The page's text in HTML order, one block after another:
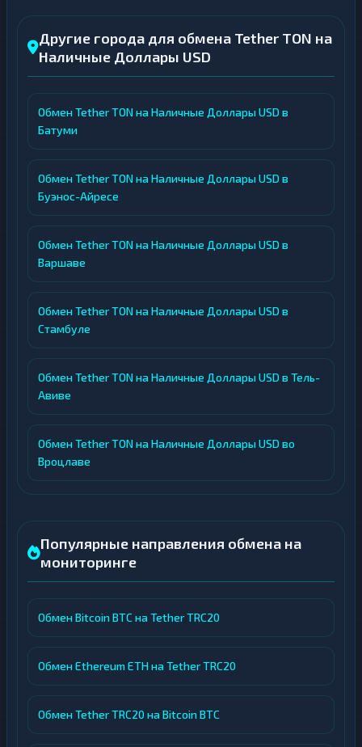
Другие города для обмена Tether TON на
Наличные Доллары USD
Обмен Tether TON на Наличные Доллары USD в
Батуми
Обмен Tether TON на Наличные Доллары USD в
Буэнос-Айресе
Обмен Tether TON на Наличные Доллары USD в
Варшаве
Обмен Tether TON на Наличные Доллары USD в
Стамбуле
Обмен Tether TON на Наличные Доллары USD в Тель-
Авиве
Обмен Tether TON на Наличные Доллары USD во
Вроцлаве
Популярные направления обмена на
мониторинге
Обмен Bitcoin BTC на Tether TRC20
Обмен Ethereum ETH на Tether TRC20
Обмен Tether TRC20 на Bitcoin BTC